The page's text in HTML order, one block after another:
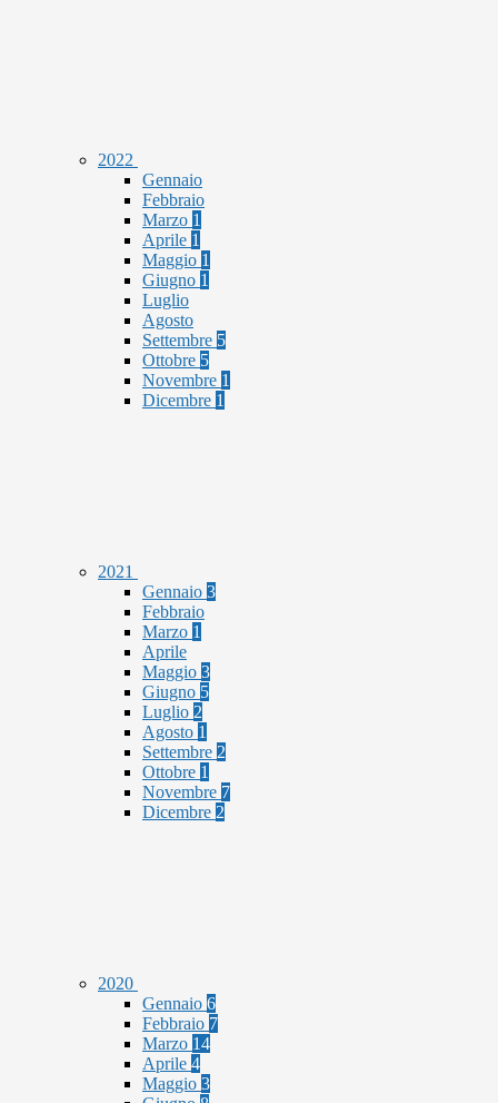
2022
Gennaio
Febbraio
Marzo 1
Aprile 1
Maggio 1
Giugno 1
Luglio
Agosto
Settembre 5
Ottobre 5
Novembre 1
Dicembre 1
2021
Gennaio 3
Febbraio
Marzo 1
Aprile
Maggio 3
Giugno 5
Luglio 2
Agosto 1
Settembre 2
Ottobre 1
Novembre 7
Dicembre 2
2020
Gennaio 6
Febbraio 7
Marzo 14
Aprile 4
Maggio 3